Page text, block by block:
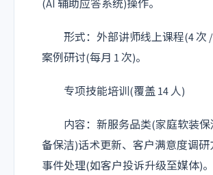
(AI 辅助应答系统)操作。
形式：外部讲师线上课程(4 次 /
案例研讨(每月 1 次)。
专项技能培训(覆盖 14 人)
内容：新服务品类(家庭软装保
备保洁)话术更新、客户满意度调
事件处理(如客户投诉升级至媒体)。